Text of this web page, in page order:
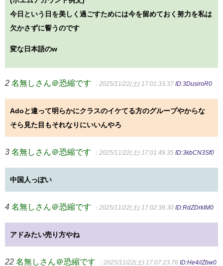
今日という日を美しく過ごすためには今を留めておく努力を私は
欠かさずに誓うのです
変な日本語のw
2 名無しさん＠恐縮です ：2025/11/22(土) 17:01:33.37 ID:3DusiroR0
Adoと違って明らかにクラスのイケてる方のグループやからな
そら見た目もそれなりにいいんやろ
3 名無しさん＠恐縮です ：2025/11/22(土) 17:01:49.35 ID:3kbCN3Sf0
中国人っぽい
4 名無しさん＠恐縮です ：2025/11/22(土) 17:02:39.30 ID:RdZDrkIM0
アドみたい売り方やね
22 名無しさん＠恐縮です ：2025/11/22(土) 17:07:23.76 ID:He4//Zbw0